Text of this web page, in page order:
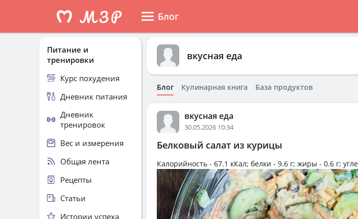
Блог
вкусная еда
Блог Кулинарная книга База продуктов
вкусная еда
30.05.2026 10:34
Белковый салат из курицы
Калорийность - 67.1 кКал; белки - 9.6 г; жиры - 0.6 г;
Питание и
тренировки
Курс похудения
Дневник питания
Дневник
тренировок
Вес и измерения
Общая лента
Рецепты
Статьи
Истории успеха